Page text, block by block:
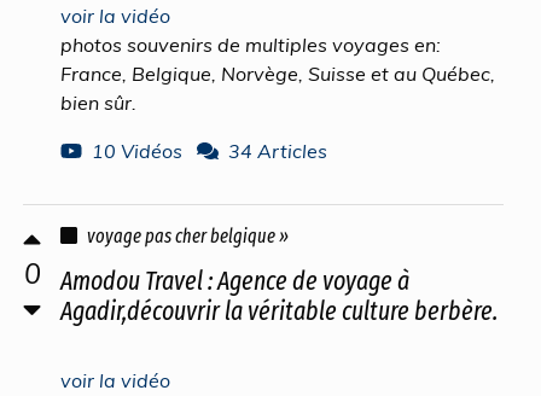
voir la vidéo
photos souvenirs de multiples voyages en:
France, Belgique, Norvège, Suisse et au Québec,
bien sûr.
10 Vidéos
34 Articles
0
voyage pas cher belgique »
Amodou Travel : Agence de voyage à
Agadir,découvrir la véritable culture berbère.
voir la vidéo